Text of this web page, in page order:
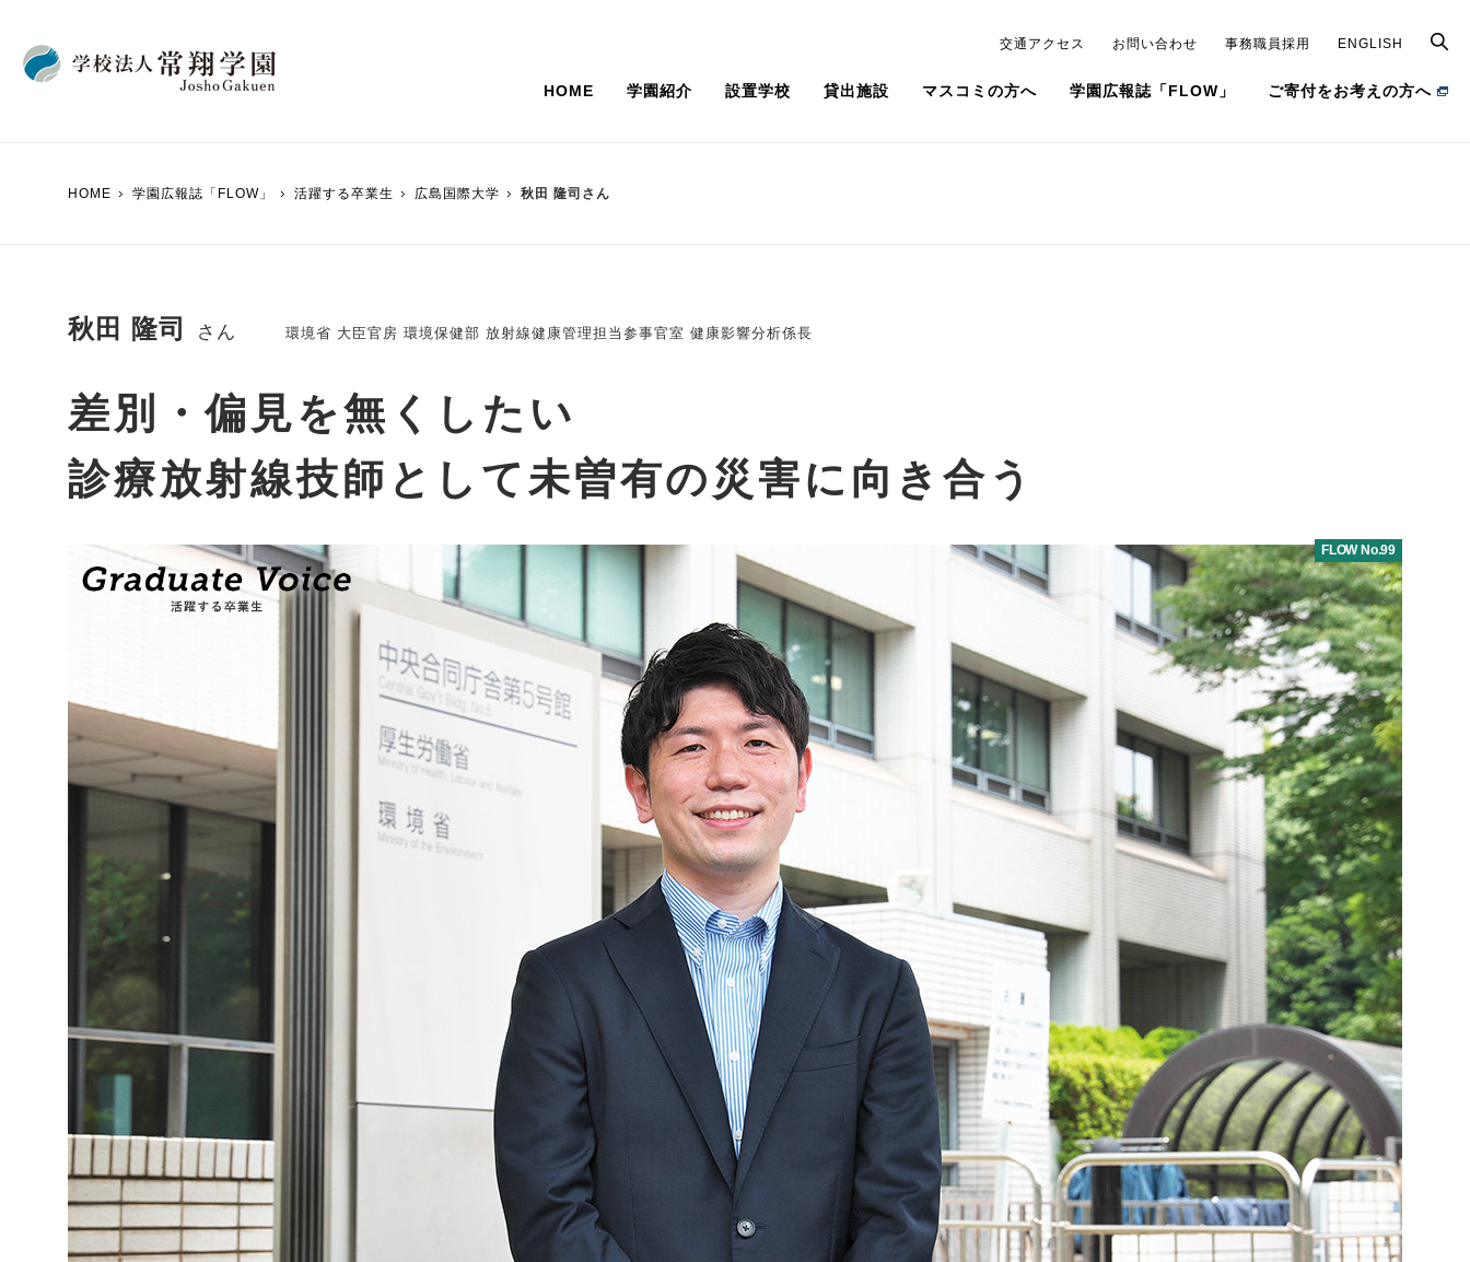
交通アクセス お問い合わせ 事務職員採用 ENGLISH
HOME 学園紹介
学園からのメッセージ
事業報告書・財務状況
事業計画・監事監査計画
設置学校 貸出施設 マスコミの方へ 学園広報誌「FLOW」
FLOWバックナンバー
ご寄付をお考えの方へ
HOME 学園広報誌「FLOW」 活躍する卒業生 広島国際大学 秋田 隆司さん
秋田 隆司 さん 環境省 大臣官房 環境保健部 放射線健康管理担当参事官室 健康影響分析係長
差別・偏見を無くしたい
診療放射線技師として未曽有の災害に向き合う
FLOW No.99